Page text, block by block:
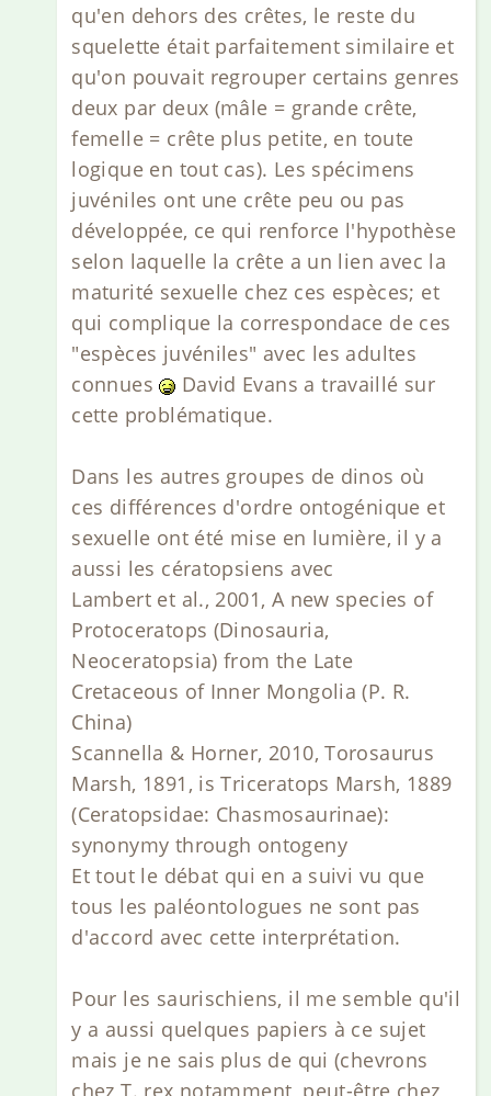
qu'en dehors des crêtes, le reste du
squelette était parfaitement similaire et
qu'on pouvait regrouper certains genres
deux par deux (mâle = grande crête,
femelle = crête plus petite, en toute
logique en tout cas). Les spécimens
juvéniles ont une crête peu ou pas
développée, ce qui renforce l'hypothèse
selon laquelle la crête a un lien avec la
maturité sexuelle chez ces espèces; et
qui complique la correspondace de ces
"espèces juvéniles" avec les adultes
connues
David Evans a travaillé sur
cette problématique.
Dans les autres groupes de dinos où
ces différences d'ordre ontogénique et
sexuelle ont été mise en lumière, il y a
aussi les cératopsiens avec
Lambert et al., 2001, A new species of
Protoceratops (Dinosauria,
Neoceratopsia) from the Late
Cretaceous of Inner Mongolia (P. R.
China)
Scannella & Horner, 2010, Torosaurus
Marsh, 1891, is Triceratops Marsh, 1889
(Ceratopsidae: Chasmosaurinae):
synonymy through ontogeny
Et tout le débat qui en a suivi vu que
tous les paléontologues ne sont pas
d'accord avec cette interprétation.
Pour les saurischiens, il me semble qu'il
y a aussi quelques papiers à ce sujet
mais je ne sais plus de qui (chevrons
chez T. rex notamment, peut-être chez